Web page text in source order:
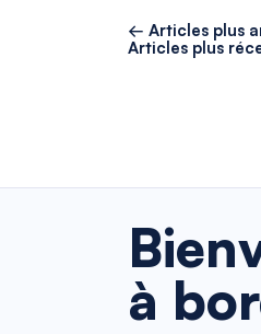
← Articles plus
Articles plus
à